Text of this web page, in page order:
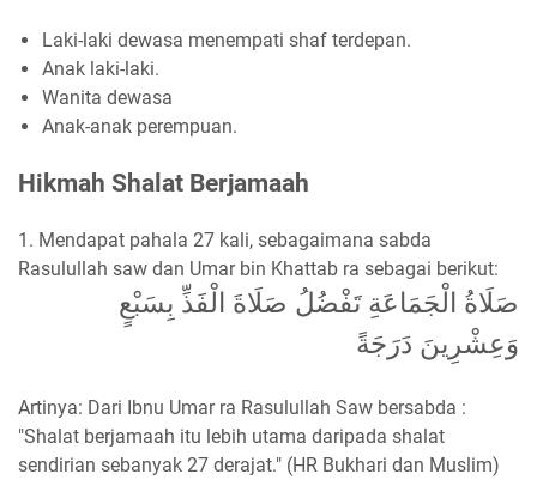
Laki-laki dewasa menempati shaf terdepan.
Anak laki-laki.
Wanita dewasa
Anak-anak perempuan.
Hikmah Shalat Berjamaah
1. Mendapat pahala 27 kali, sebagaimana sabda
Rasulullah saw dan Umar bin Khattab ra sebagai berikut:
صَلَاةُ الْجَمَاعَةِ تَفْضُلُ صَلَاةَ الْفَذِّ بِسَبْعٍ
وَعِشْرِينَ دَرَجَةً
Artinya: Dari Ibnu Umar ra Rasulullah Saw bersabda :
"Shalat berjamaah itu lebih utama daripada shalat
sendirian sebanyak 27 derajat." (HR Bukhari dan Muslim)